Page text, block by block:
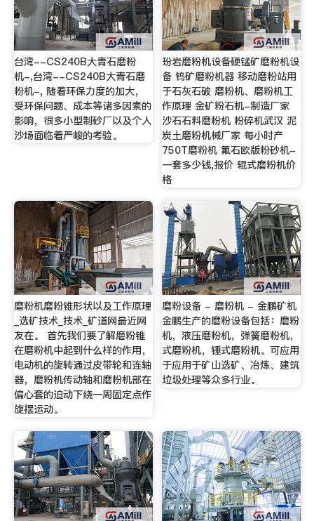
台湾--CS240B大青石磨粉
机-,台湾--CS240B大青石磨
粉机-, 随着环保力度的加大，
受环保问题、成本等诸多因素的
影响，很多小型制砂厂以及个人
沙场面临着严峻的考验。
玢岩磨粉机设备硬锰矿磨粉机设
备 钨矿磨粉机器 移动磨粉站用
于石灰石破 磨粉机、磨粉机工
作原理 金矿粉石机-制造厂家
沙石石料磨粉机 粉碎机武汉 泥
炭土磨粉机械厂家 每小时产
750T磨粉机 氟石欧版粉砂机-
一套多少钱,报价 辊式磨粉机价
格
磨粉机磨粉锥形状以及工作原理
_选矿技术_技术_矿道网最近网
友在。 首先我们要了解磨粉锥
在磨粉机中起到什么样的作用，
电动机的旋转通过皮带轮和连轴
器，磨粉机传动轴和磨粉机部在
偏心套的迫动下绕一周固定点作
旋摆运动。
磨粉设备 - 磨粉机 - 金鹏矿机
金鹏生产的磨粉设备包括：磨粉
机，液压磨粉机，弹簧磨粉机，
式磨粉机，锤式磨粉机。可应用
于应用于矿山选矿、冶炼、建筑
垃圾处理等众多行业。